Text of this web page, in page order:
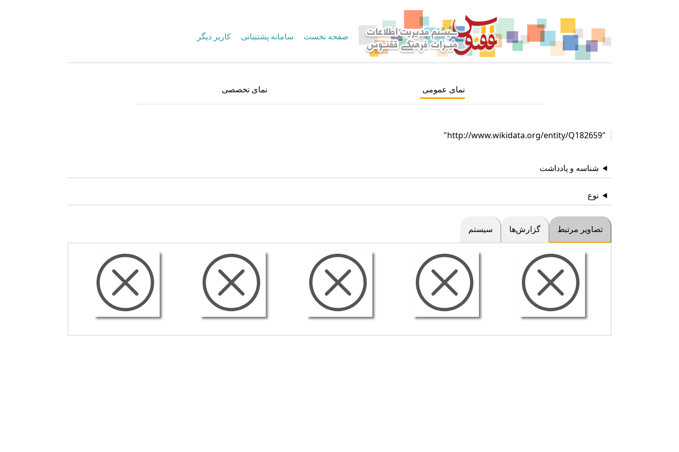
صفحه نخست سامانه پشتیبانی کاربر دیگر
نمای عمومی نمای تخصصی
"http://www.wikidata.org/entity/Q182659"
شناسه و یادداشت
نوع
تصاویر مرتبط گزارش‌ها سیستم